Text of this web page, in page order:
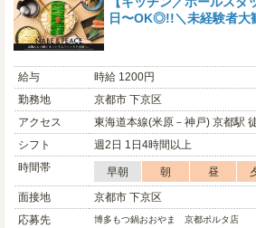
日〜OK◎!!＼未経験者大
給与
時給 1200円
勤務地
京都市 下京区
アクセス
東海道本線(米原－神戸) 京都駅
シフト
週2日 1日4時間以上
時間帯
早朝 朝 昼
面接地
京都市 下京区
応募先
博多もつ鍋おおやま 京都ポルタ店